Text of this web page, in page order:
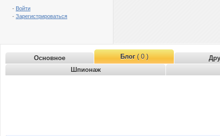
- Войти
- Зарегистрироваться
Основное Блог( 0 )
Шпионаж